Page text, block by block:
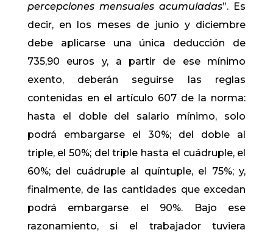
percepciones mensuales acumuladas”. Es
decir, en los meses de junio y diciembre
debe aplicarse una única deducción de
735,90 euros y, a partir de ese mínimo
exento, deberán seguirse las reglas
contenidas en el artículo 607 de la norma:
hasta el doble del salario mínimo, solo
podrá embargarse el 30%; del doble al
triple, el 50%; del triple hasta el cuádruple, el
60%; del cuádruple al quíntuple, el 75%; y,
finalmente, de las cantidades que excedan
podrá embargarse el 90%. Bajo ese
razonamiento, si el trabajador tuviera